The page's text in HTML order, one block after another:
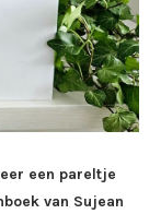
een pareltje
van Sujean